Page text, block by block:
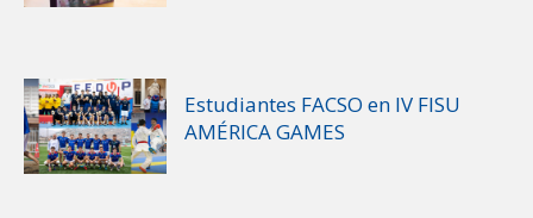
Estudiantes FACSO en IV FISU
AMÉRICA GAMES